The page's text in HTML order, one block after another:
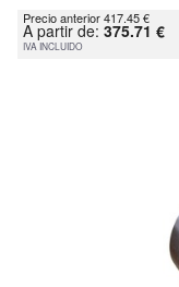
Precio anterior 417.45 €
A partir de: 375.71 €
IVA INCLUIDO